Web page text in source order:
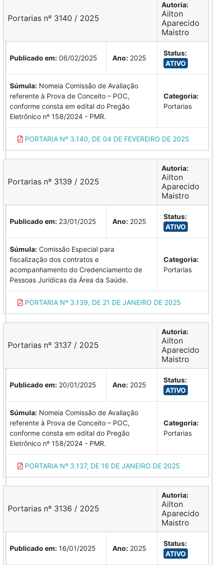
Portarias nº 3140 / 2025
Autoria:
Ailton
Aparecido
Maistro
Publicado em: 06/02/2025 Ano: 2025
Status:
ATIVO
Súmula: Nomeia Comissão de Avaliação
referente à Prova de Conceito – POC,
conforme consta em edital do Pregão
Eletrônico nº 158/2024 - PMR.
Categoria:
Portarias
PORTARIA Nº 3.140, DE 04 DE FEVEREIRO DE 2025
Portarias nº 3139 / 2025
Autoria:
Ailton
Aparecido
Maistro
Publicado em: 23/01/2025 Ano: 2025
Status:
ATIVO
Súmula: Comissão Especial para
fiscalização dos contratos e
acompanhamento do Credenciamento de
Pessoas Jurídicas da Área da Saúde.
Categoria:
Portarias
PORTARIA Nº 3.139, DE 21 DE JANEIRO DE 2025
Portarias nº 3137 / 2025
Autoria:
Ailton
Aparecido
Maistro
Publicado em: 20/01/2025 Ano: 2025
Status:
ATIVO
Súmula: Nomeia Comissão de Avaliação
referente à Prova de Conceito – POC,
conforme consta em edital do Pregão
Eletrônico nº 158/2024 - PMR.
Categoria:
Portarias
PORTARIA Nº 3.137, DE 16 DE JANEIRO DE 2025
Portarias nº 3136 / 2025
Autoria:
Ailton
Aparecido
Maistro
Publicado em: 16/01/2025 Ano: 2025
Status:
ATIVO